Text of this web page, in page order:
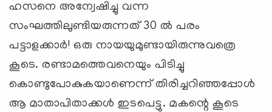
ഹസനെ അന്വേഷിച്ചു വന്ന
സംഘത്തിലുണ്ടിയരുന്നത് 30 ല്‍ പരം
പട്ടാളക്കാര്‍‍! ഒരു നായയുമുണ്ടായിരുന്നുവത്രെ
കൂടെ. രണ്ടാമത്തെവനെയും പിടിച്ചു
കൊണ്ടുപോകുകയാണെന്ന് തിരിച്ചറിഞ്ഞപ്പോള്‍
ആ മാതാപിതാക്കള്‍ ഇടപെട്ടു. മകന്റെ കൂടെ